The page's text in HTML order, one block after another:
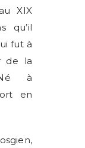
XIX
qu’il
fut à
de la
à
en